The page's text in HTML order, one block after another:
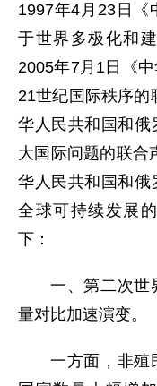
1997年4月23日《
于世界多极化和
2005年7月1日《
21世纪国际秩序的
华人民共和国和俄
大国际问题的联合
华人民共和国和俄
全球可持续发展
下：
一、第二次世
量对比加速演变。
一方面，非殖